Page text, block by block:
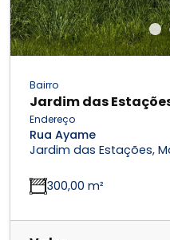
Bairro
Jardim das
Endereço
Rua Ayame
Jardim das Estações,
300,00 m²